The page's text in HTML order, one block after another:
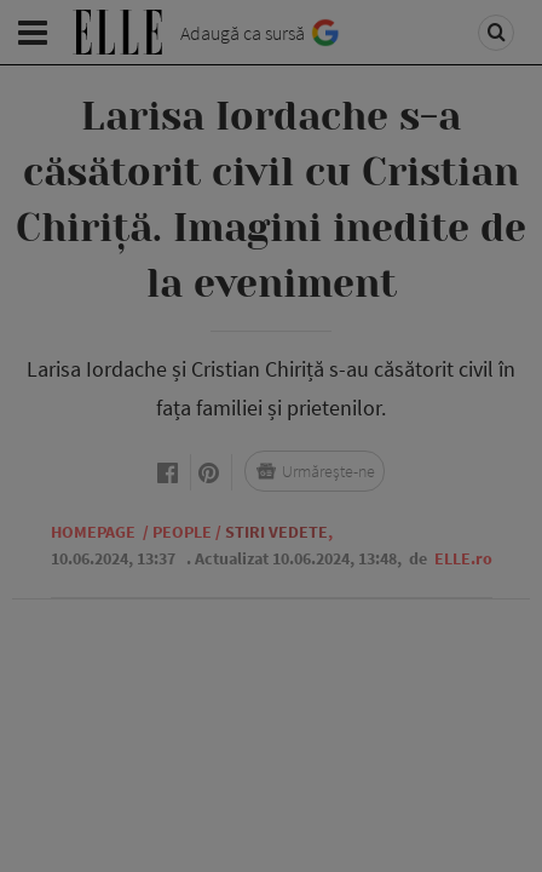
Adaugă ca sursă
Larisa Iordache s-a
căsătorit civil cu Cristian
Chiriță. Imagini inedite de
la eveniment
Larisa Iordache și Cristian Chiriță s-au căsătorit civil în
fața familiei și prietenilor.
HOMEPAGE / PEOPLE / STIRI VEDETE,
10.06.2024, 13:37 . Actualizat 10.06.2024, 13:48, de ELLE.ro
Urmărește-ne